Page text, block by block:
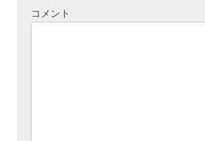
コメント